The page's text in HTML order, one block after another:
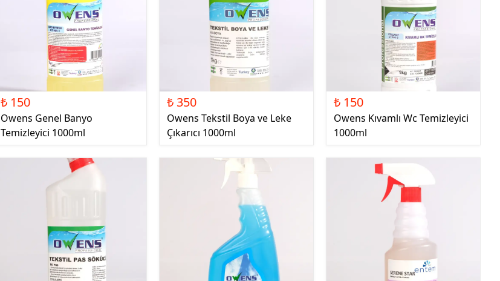
₺ 150
Owens Genel Banyo
Temizleyici 1000ml
₺ 350
Owens Tekstil Boya ve Leke
Çıkarıcı 1000ml
₺ 150
Owens Kıvamlı Wc Temizleyici
1000ml